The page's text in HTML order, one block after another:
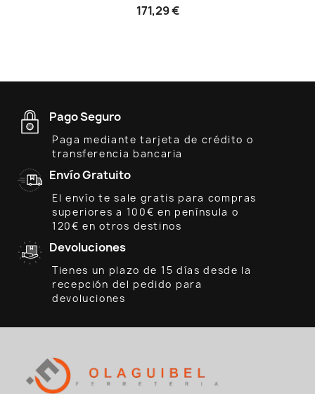
171,29 €
Pago Seguro
Paga mediante tarjeta de crédito o
transferencia bancaria
Envío Gratuito
El envío te sale gratis para compras
superiores a 100€ en península o
120€ en otros destinos
Devoluciones
Tienes un plazo de 15 días desde la
recepción del pedido para
devoluciones